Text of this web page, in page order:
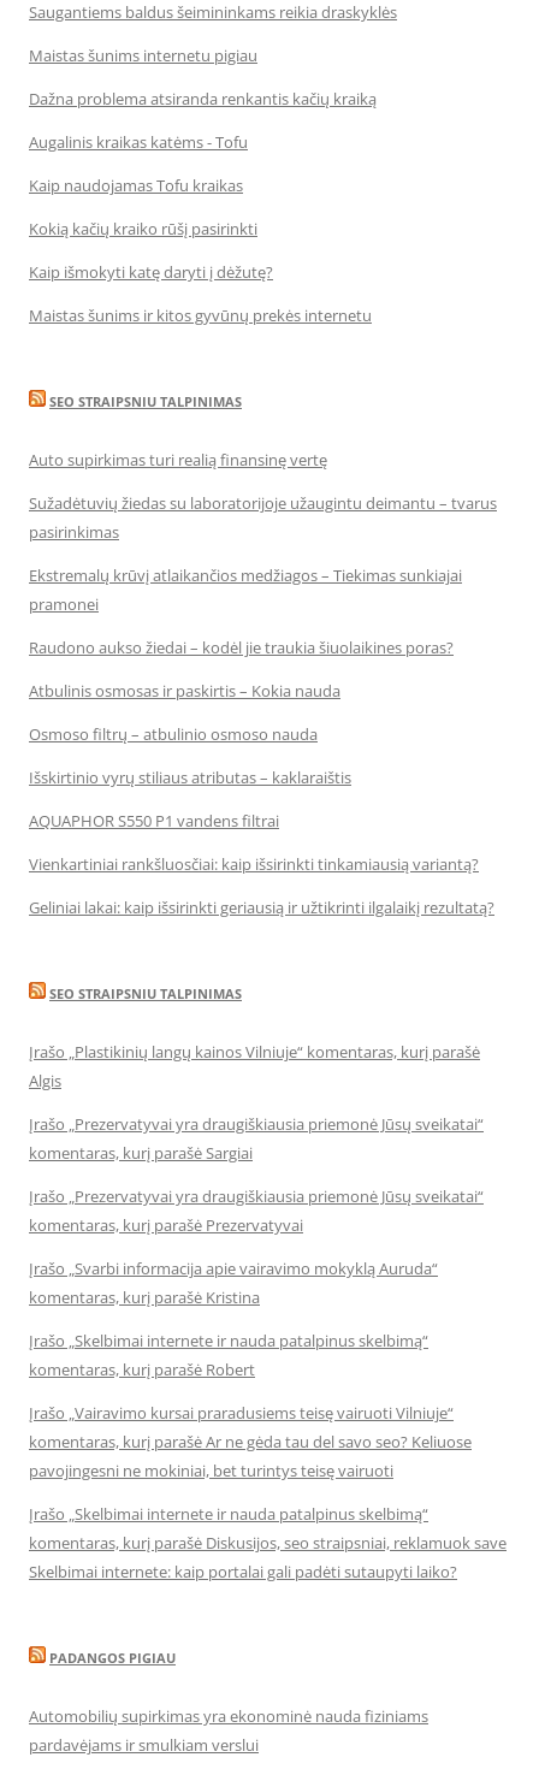
Saugantiems baldus šeimininkams reikia draskyklės
Maistas šunims internetu pigiau
Dažna problema atsiranda renkantis kačių kraiką
Augalinis kraikas katėms - Tofu
Kaip naudojamas Tofu kraikas
Kokią kačių kraiko rūšį pasirinkti
Kaip išmokyti katę daryti į dėžutę?
Maistas šunims ir kitos gyvūnų prekės internetu
SEO STRAIPSNIU TALPINIMAS
Auto supirkimas turi realią finansinę vertę
Sužadėtuvių žiedas su laboratorijoje užaugintu deimantu – tvarus
pasirinkimas
Ekstremalų krūvį atlaikančios medžiagos – Tiekimas sunkiajai
pramonei
Raudono aukso žiedai – kodėl jie traukia šiuolaikines poras?
Atbulinis osmosas ir paskirtis – Kokia nauda
Osmoso filtrų – atbulinio osmoso nauda
Išskirtinio vyrų stiliaus atributas – kaklaraištis
AQUAPHOR S550 P1 vandens filtrai
Vienkartiniai rankšluosčiai: kaip išsirinkti tinkamiausią variantą?
Geliniai lakai: kaip išsirinkti geriausią ir užtikrinti ilgalaikį rezultatą?
SEO STRAIPSNIU TALPINIMAS
Įrašo „Plastikinių langų kainos Vilniuje“ komentaras, kurį parašė
Algis
Įrašo „Prezervatyvai yra draugiškiausia priemonė Jūsų sveikatai“
komentaras, kurį parašė Sargiai
Įrašo „Prezervatyvai yra draugiškiausia priemonė Jūsų sveikatai“
komentaras, kurį parašė Prezervatyvai
Įrašo „Svarbi informacija apie vairavimo mokyklą Auruda“
komentaras, kurį parašė Kristina
Įrašo „Skelbimai internete ir nauda patalpinus skelbimą“
komentaras, kurį parašė Robert
Įrašo „Vairavimo kursai praradusiems teisę vairuoti Vilniuje“
komentaras, kurį parašė Ar ne gėda tau del savo seo? Keliuose
pavojingesni ne mokiniai, bet turintys teisę vairuoti
Įrašo „Skelbimai internete ir nauda patalpinus skelbimą“
komentaras, kurį parašė Diskusijos, seo straipsniai, reklamuok save
Skelbimai internete: kaip portalai gali padėti sutaupyti laiko?
PADANGOS PIGIAU
Automobilių supirkimas yra ekonominė nauda fiziniams
pardavėjams ir smulkiam verslui